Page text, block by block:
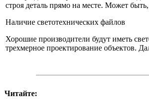
строя деталь прямо на месте. Может
Наличие светотехнических файлов
Хорошие производители будут иметь
трехмерное проектирование объектов.
Читайте: